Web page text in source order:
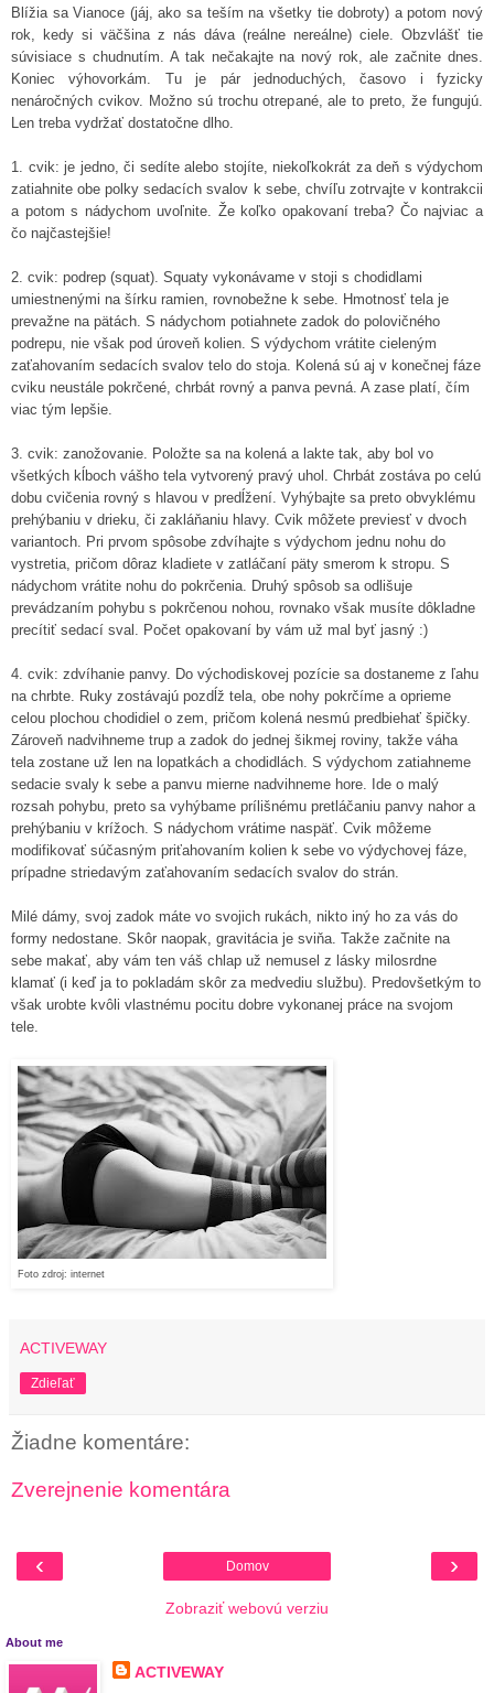
Blížia sa Vianoce (jáj, ako sa teším na všetky tie dobroty) a potom nový
rok, kedy si väčšina z nás dáva (reálne nereálne) ciele. Obzvlášť tie
súvisiace s chudnutím. A tak nečakajte na nový rok, ale začnite dnes.
Koniec výhovorkám. Tu je pár jednoduchých, časovo i fyzicky
nenáročných cvikov. Možno sú trochu otrepané, ale to preto, že fungujú.
Len treba vydržať dostatočne dlho.
1. cvik: je jedno, či sedíte alebo stojíte, niekoľkokrát za deň s výdychom
zatiahnite obe polky sedacích svalov k sebe, chvíľu zotrvajte v kontrakcii
a potom s nádychom uvoľnite. Že koľko opakovaní treba? Čo najviac a
čo najčastejšie!
2. cvik: podrep (squat). Squaty vykonávame v stoji s chodidlami
umiestnenými na šírku ramien, rovnobežne k sebe. Hmotnosť tela je
prevažne na pätách. S nádychom potiahnete zadok do polovičného
podrepu, nie však pod úroveň kolien. S výdychom vrátite cieleným
zaťahovaním sedacích svalov telo do stoja. Kolená sú aj v konečnej fáze
cviku neustále pokrčené, chrbát rovný a panva pevná. A zase platí, čím
viac tým lepšie.
3. cvik: zanožovanie. Položte sa na kolená a lakte tak, aby bol vo
všetkých kĺboch vášho tela vytvorený pravý uhol. Chrbát zostáva po celú
dobu cvičenia rovný s hlavou v predĺžení. Vyhýbajte sa preto obvyklému
prehýbaniu v drieku, či zakláňaniu hlavy. Cvik môžete previesť v dvoch
variantoch. Pri prvom spôsobe zdvíhajte s výdychom jednu nohu do
vystretia, pričom dôraz kladiete v zatláčaní päty smerom k stropu. S
nádychom vrátite nohu do pokrčenia. Druhý spôsob sa odlišuje
prevádzaním pohybu s pokrčenou nohou, rovnako však musíte dôkladne
precítiť sedací sval. Počet opakovaní by vám už mal byť jasný :)
4. cvik: zdvíhanie panvy. Do východiskovej pozície sa dostaneme z ľahu
na chrbte. Ruky zostávajú pozdĺž tela, obe nohy pokrčíme a oprieme
celou plochou chodidiel o zem, pričom kolená nesmú predbiehať špičky.
Zároveň nadvihneme trup a zadok do jednej šikmej roviny, takže váha
tela zostane už len na lopatkách a chodidlách. S výdychom zatiahneme
sedacie svaly k sebe a panvu mierne nadvihneme hore. Ide o malý
rozsah pohybu, preto sa vyhýbame prílišnému pretláčaniu panvy nahor a
prehýbaniu v krížoch. S nádychom vrátime naspäť. Cvik môžeme
modifikovať súčasným priťahovaním kolien k sebe vo výdychovej fáze,
prípadne striedavým zaťahovaním sedacích svalov do strán.
Milé dámy, svoj zadok máte vo svojich rukách, nikto iný ho za vás do
formy nedostane. Skôr naopak, gravitácia je sviňa. Takže začnite na
sebe makať, aby vám ten váš chlap už nemusel z lásky milosrdne
klamať (i keď ja to pokladám skôr za medvediu službu). Predovšetkým to
však urobte kvôli vlastnému pocitu dobre vykonanej práce na svojom
tele.
Foto zdroj: internet
ACTIVEWAY
Zdieľať
Žiadne komentáre:
Zverejnenie komentára
‹ ›
Domov
Zobraziť webovú verziu
About me
ACTIVEWAY